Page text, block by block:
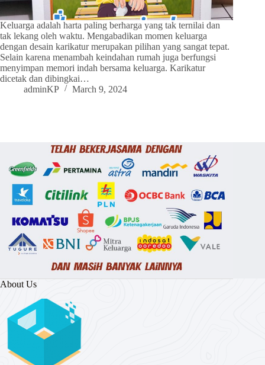
Keluarga adalah harta paling berharga yang tak ternilai dan
tak lekang oleh waktu. Mengabadikan momen keluarga
dengan desain karikatur merupakan pilihan yang sangat tepat.
Selain karena menambah keindahan rumah juga berfungsi
menyimpan memori indah bersama keluarga. Karikatur
dicetak dan dibingkai…
adminKP
March 9, 2024
About Us